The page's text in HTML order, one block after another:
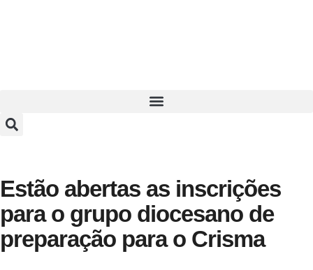
Estão abertas as inscrições
para o grupo diocesano de
preparação para o Crisma